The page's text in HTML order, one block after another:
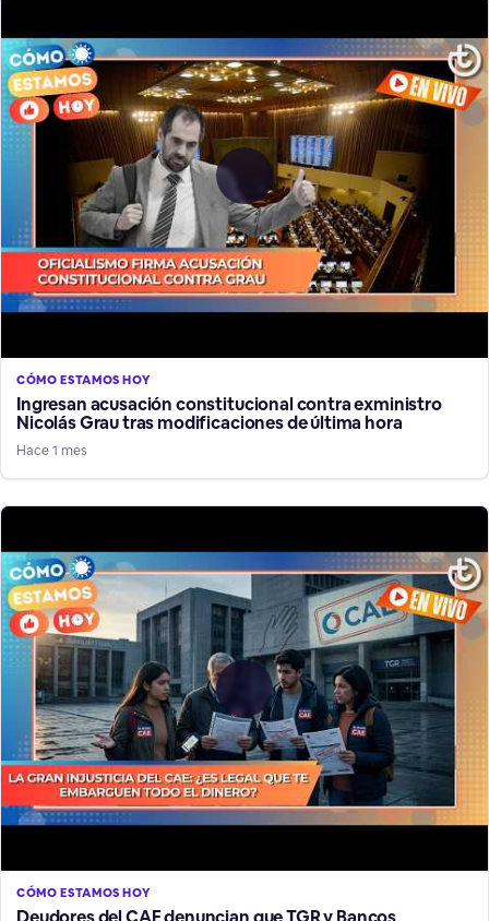
CÓMO ESTAMOS HOY
Ingresan acusación constitucional contra exministro
Nicolás Grau tras modificaciones de última hora
Hace 1 mes
CÓMO ESTAMOS HOY